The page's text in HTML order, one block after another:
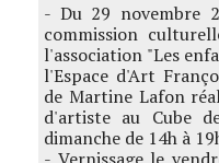
- Du 29 novembre
commission
l'association "Les
l'Espace d'Art
de Martine Lafon
d'artiste au Cube
dimanche de 14h à